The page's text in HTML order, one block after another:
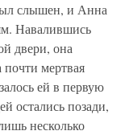
слышен, и Анна
Навалившись
двери, она
почти мертвая
ей в первую
остались позади,
несколько